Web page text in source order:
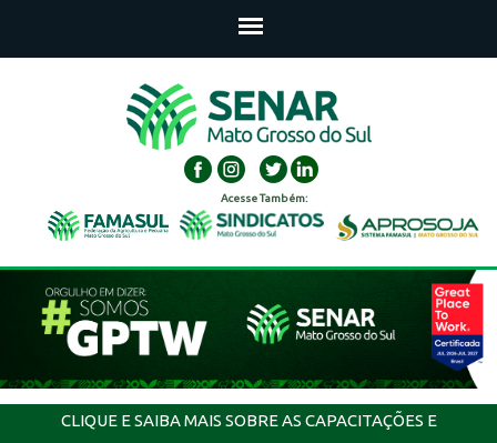
Acesse Também:
CLIQUE E SAIBA MAIS SOBRE AS CAPACITAÇÕES E